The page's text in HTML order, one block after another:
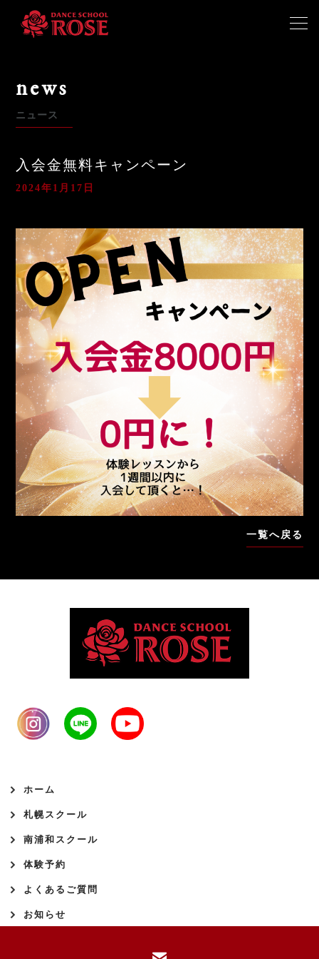
news
ニュース
入会金無料キャンペーン
2024年1月17日
一覧へ戻る
ホーム
札幌スクール
南浦和スクール
体験予約
よくあるご質問
お知らせ
南浦和スクール
よくあるご質問
お知らせ